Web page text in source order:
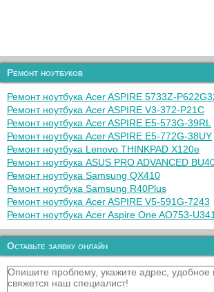
Ремонт ноутбуков
Ремонт ноутбука Acer ASPIRE 5733Z-
Ремонт ноутбука Acer ASPIRE V3-372-P21C
Ремонт ноутбука Acer ASPIRE E5-573G-39RL
Ремонт ноутбука Acer ASPIRE E5-772G-38UY
Ремонт ноутбука Lenovo THINKPAD X120e
Ремонт ноутбука ASUS PRO ADVANCED
Ремонт ноутбука Samsung QX410
Ремонт ноутбука Samsung R40Plus
Ремонт ноутбука Acer ASPIRE V5-591G-7243
Ремонт ноутбука Acer Aspire One AO753-
Оставьте заявку онлайн